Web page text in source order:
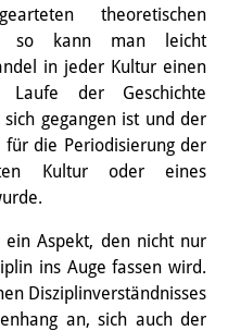
theoretischen
so kann man leicht
in jeder Kultur einen
der Geschichte
gegangen ist und der
die Periodisierung der
Kultur oder eines
Aspekt, den nicht nur
ins Auge fassen wird.
Disziplinverständnisses
an, sich auch der